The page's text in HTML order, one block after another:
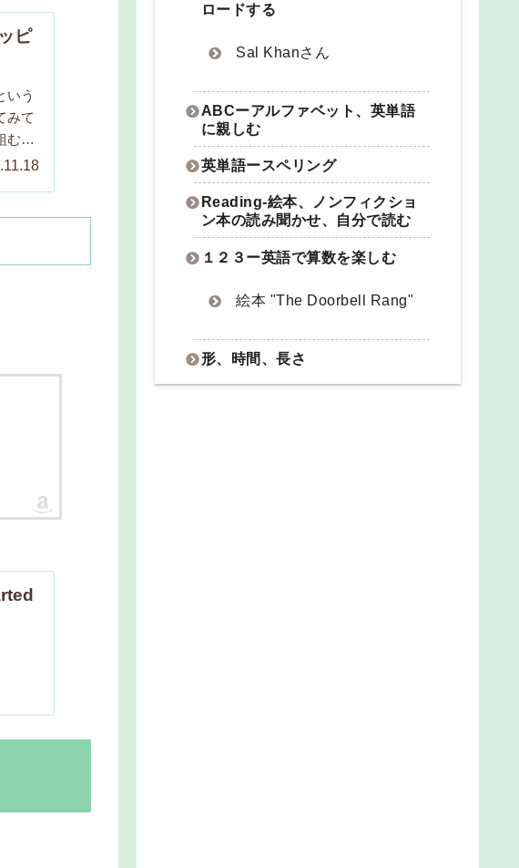
ピ
いう
みて
むこ
！
ロードする
Sal Khanさん
ABCーアルファベット、英単語
に親しむ
英単語ースペリング
Reading-絵本、ノンフィクショ
ン本の読み聞かせ、自分で読む
１２３ー英語で算数を楽しむ
絵本 "The Doorbell Rang"
形、時間、長さ